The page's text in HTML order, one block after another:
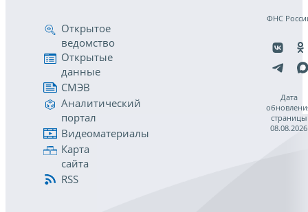
Открытое
ведомство
Открытые
данные
СМЭВ
Аналитический
портал
Видеоматериалы
Карта
сайта
RSS
ФНС
Дата
страницы
08.08.2026